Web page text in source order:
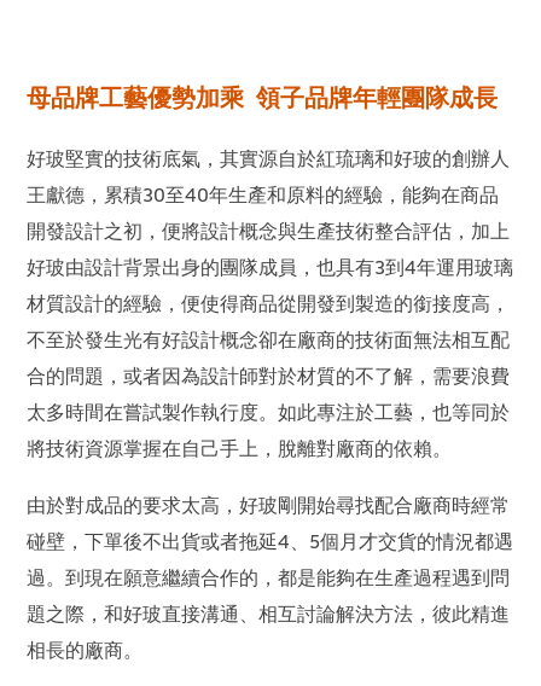
母品牌工藝優勢加乘 領子品牌年輕團隊成長
好玻堅實的技術底氣，其實源自於紅琉璃和好玻的創辦人
王獻德，累積30至40年生產和原料的經驗，能夠在商品
開發設計之初，便將設計概念與生產技術整合評估，加上
好玻由設計背景出身的團隊成員，也具有3到4年運用玻璃
材質設計的經驗，便使得商品從開發到製造的銜接度高，
不至於發生光有好設計概念卻在廠商的技術面無法相互配
合的問題，或者因為設計師對於材質的不了解，需要浪費
太多時間在嘗試製作執行度。如此專注於工藝，也等同於
將技術資源掌握在自己手上，脫離對廠商的依賴。
由於對成品的要求太高，好玻剛開始尋找配合廠商時經常
碰壁，下單後不出貨或者拖延4、5個月才交貨的情況都遇
過。到現在願意繼續合作的，都是能夠在生產過程遇到問
題之際，和好玻直接溝通、相互討論解決方法，彼此精進
相長的廠商。